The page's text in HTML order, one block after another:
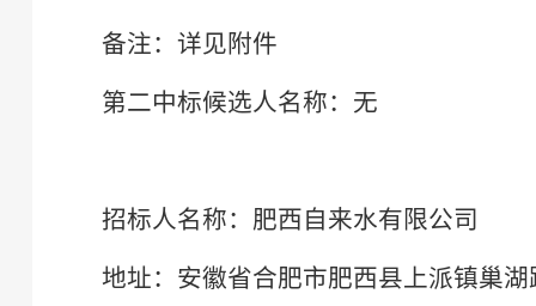
备注：详见附件
第二中标候选人名称：无
招标人名称：肥西自来水有限公司
地址：安徽省合肥市肥西县上派镇巢湖